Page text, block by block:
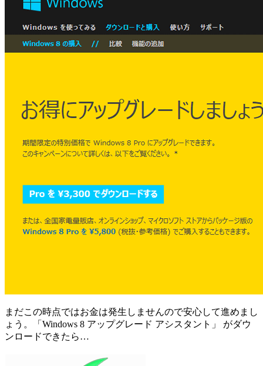
まだこの時点ではお金は発生しませんので安心して進めまし
ょう。「Windows 8 アップグレード アシスタント」 がダウ
ンロードできたら…